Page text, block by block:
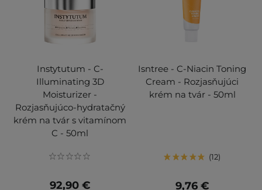
Instytutum - C-
Illuminating 3D
Moisturizer -
Rozjasňujúco-hydratačný
krém na tvár s vitamínom
C - 50ml
92,90 €
Isntree - C-Niacin Toning
Cream - Rozjasňujúci
krém na tvár - 50ml
12
9,76 €